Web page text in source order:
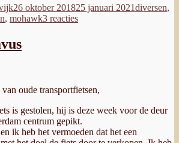
26 oktober 201825 januari 2021diversen,
, mohawk3 reactiesop
Bosch)
oude transportfietsen,
is gestolen, hij is deze week voor de deur
centrum gepikt.
ik heb het vermoeden dat het een